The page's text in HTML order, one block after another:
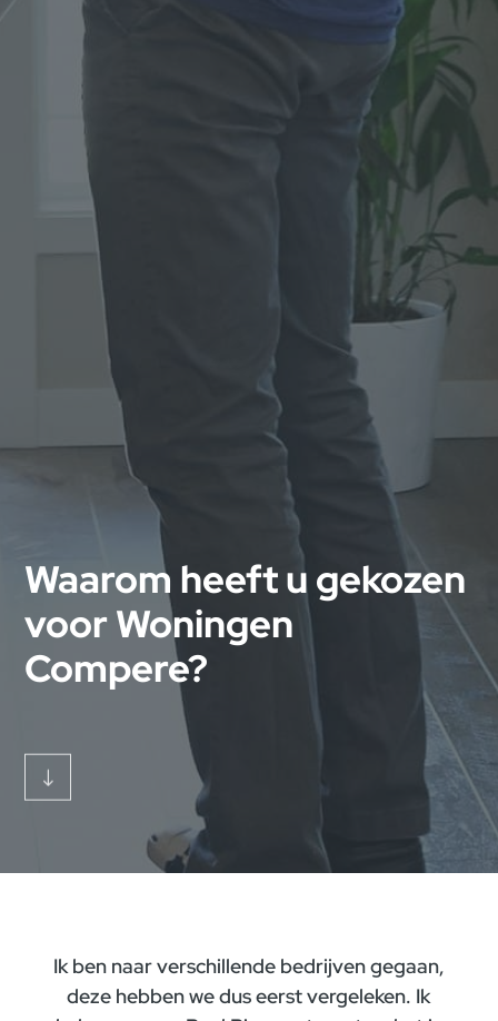
Waarom heeft u gekozen
voor Woningen
Compere?
"
Ik ben naar verschillende bedrijven gegaan,
deze hebben we dus eerst vergeleken. Ik